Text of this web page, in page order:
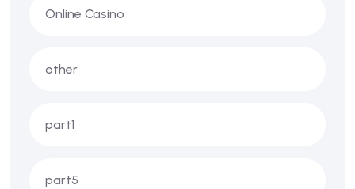
Online Casino
other
part1
part5